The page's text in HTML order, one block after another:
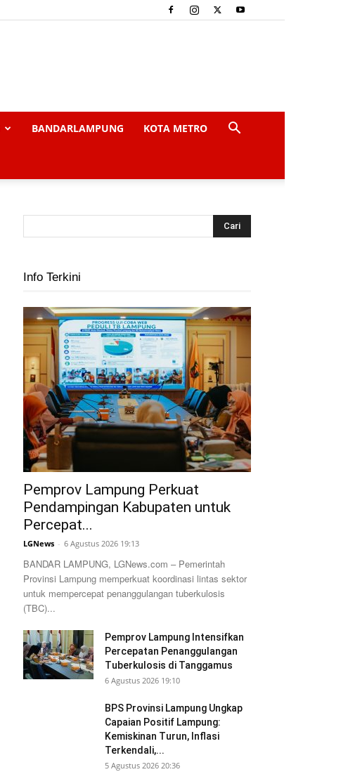
BANDARLAMPUNG KOTA METRO
Info Terkini
Pemprov Lampung Perkuat
Pendampingan Kabupaten untuk
Percepat...
LGNews - 6 Agustus 2026 19:13
BANDAR LAMPUNG, LGNews.com – Pemerintah
Provinsi Lampung memperkuat koordinasi lintas sektor
untuk mempercepat penanggulangan tuberkulosis
(TBC)...
Pemprov Lampung Intensifkan
Percepatan Penanggulangan
Tuberkulosis di Tanggamus
6 Agustus 2026 19:10
BPS Provinsi Lampung Ungkap
Capaian Positif Lampung:
Kemiskinan Turun, Inflasi
Terkendali,...
5 Agustus 2026 20:36